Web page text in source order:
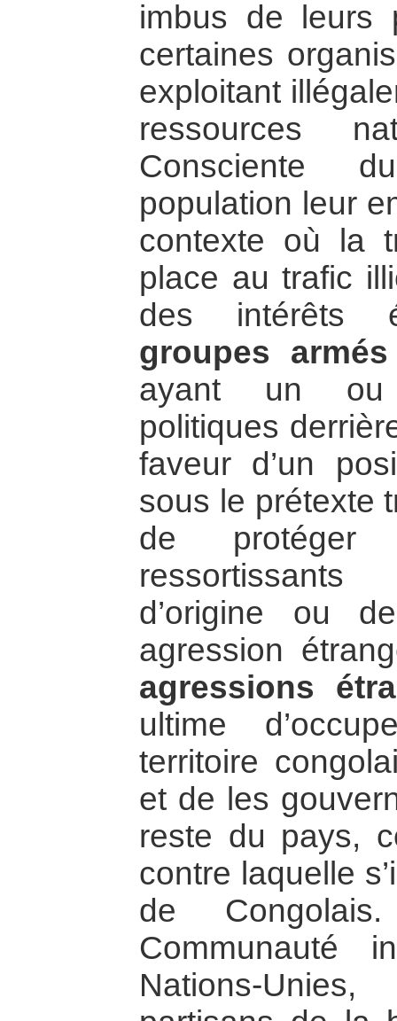
imbus de leurs
certaines
exploitant
ressources
Consciente
population leur
contexte où la
place au trafic
des intérêts
groupes
ayant un ou
politiques
faveur d’un
sous le prétexte
de
d’origine ou
agression
agressions
ultime
territoire
et de les
reste du pays,
contre laquelle
de
Communauté
Nations-